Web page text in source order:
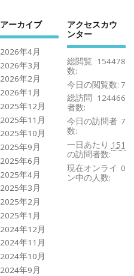
アーカイブ
2026年4月
2026年3月
2026年2月
2026年1月
2025年12月
2025年11月
2025年10月
2025年9月
2025年6月
2025年4月
2025年3月
2025年2月
2025年1月
2024年12月
2024年11月
2024年10月
2024年9月
アクセスカウ
ンター
154478
総閲覧
数:
7
今日の閲覧数:
124466
総訪問
者数:
7
今日の訪問者
数:
151
一日あたり
の訪問者数:
0
現在オンライ
ン中の人数: